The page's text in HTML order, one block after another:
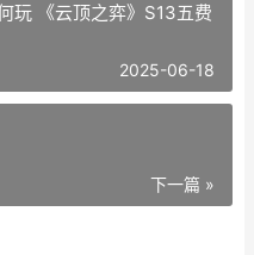
玩 《云顶之弈》S13五费
2025-06-18
下一篇 »